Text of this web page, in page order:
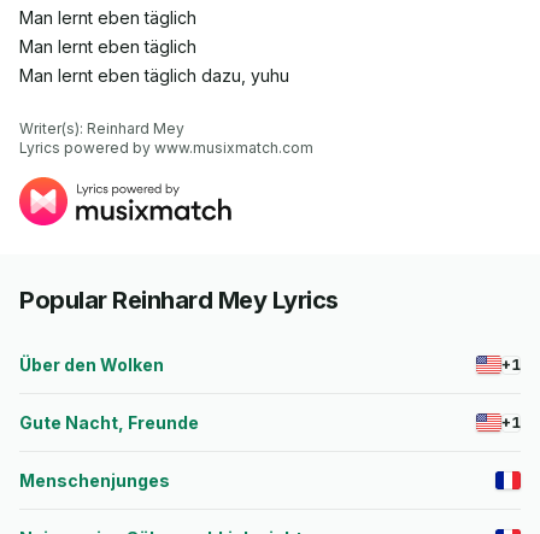
Man lernt eben täglich
Man lernt eben täglich
Man lernt eben täglich dazu, yuhu
Writer(s): Reinhard Mey
Lyrics powered by www.musixmatch.com
Popular Reinhard Mey Lyrics
Über den Wolken +1
Gute Nacht, Freunde +1
Menschenjunges